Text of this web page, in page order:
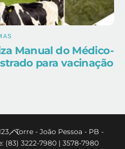
Manual do Médico-
para vacinação
Back
To
- Torre - João Pessoa - PB -
(83) 3222-7980 | 3578-7980